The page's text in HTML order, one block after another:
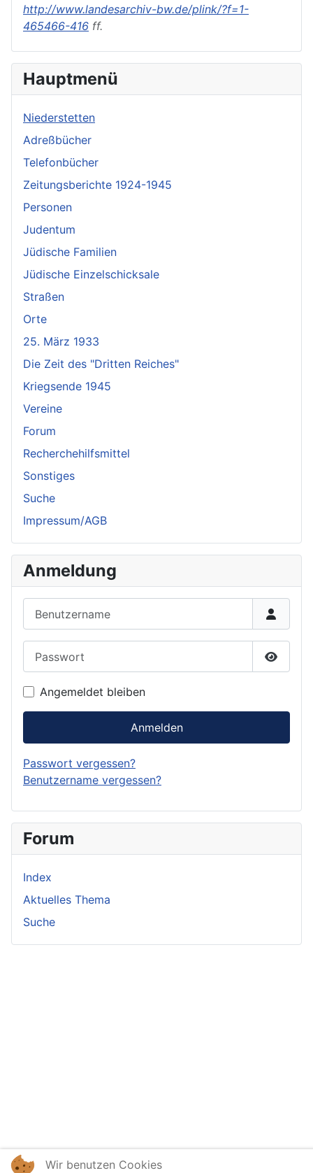
http://www.landesarchiv-bw.de/plink/?f=1-
465466-416 ff.
Hauptmenü
Niederstetten
Adreßbücher
Telefonbücher
Zeitungsberichte 1924-1945
Personen
Judentum
Jüdische Familien
Jüdische Einzelschicksale
Straßen
Orte
25. März 1933
Die Zeit des "Dritten Reiches"
Kriegsende 1945
Vereine
Forum
Recherchehilfsmittel
Sonstiges
Suche
Impressum/AGB
Anmeldung
Angemeldet bleiben
Anmelden
Passwort vergessen?
Benutzername vergessen?
Forum
Index
Aktuelles Thema
Suche
Wir benutzen Cookies